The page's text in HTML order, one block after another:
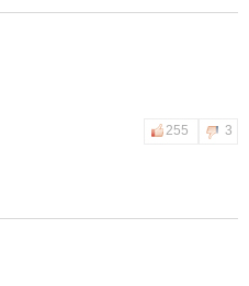
255 3